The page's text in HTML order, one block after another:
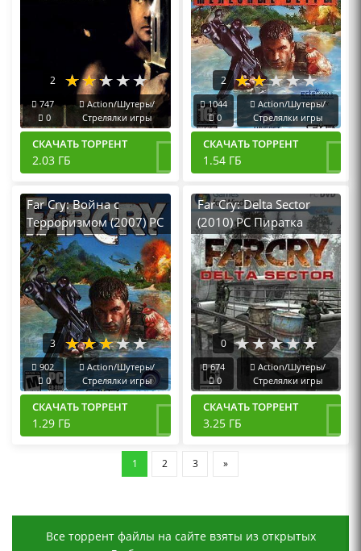
2
747
0
Action/Шутеры/
Стрелялки игры
СКАЧАТЬ ТОРРЕНТ
2.03 ГБ
2
1044
0
Action/Шутеры/
Стрелялки игры
СКАЧАТЬ ТОРРЕНТ
1.54 ГБ
Far Cry: Война с
Терроризмом (2007) PC
Пиратка
3
902
0
Action/Шутеры/
Стрелялки игры
СКАЧАТЬ ТОРРЕНТ
1.29 ГБ
Far Cry: Delta Sector
(2010) PC Пиратка
0
674
0
Action/Шутеры/
Стрелялки игры
СКАЧАТЬ ТОРРЕНТ
3.25 ГБ
1 2 3 »
Все торрент файлы на сайте взяты из открытых